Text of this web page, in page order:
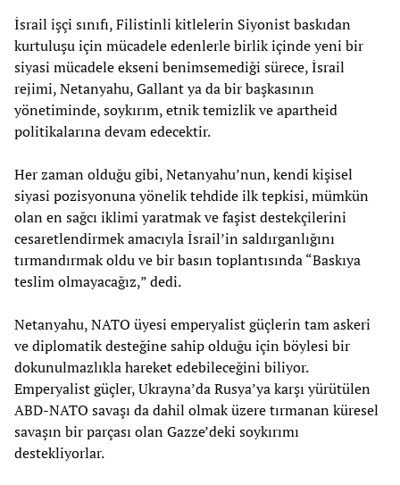
İsrail işçi sınıfı, Filistinli kitlelerin Siyonist baskıdan
kurtuluşu için mücadele edenlerle birlik içinde yeni bir
siyasi mücadele ekseni benimsemediği sürece, İsrail
rejimi, Netanyahu, Gallant ya da bir başkasının
yönetiminde, soykırım, etnik temizlik ve apartheid
politikalarına devam edecektir.
Her zaman olduğu gibi, Netanyahu’nun, kendi kişisel
siyasi pozisyonuna yönelik tehdide ilk tepkisi, mümkün
olan en sağcı iklimi yaratmak ve faşist destekçilerini
cesaretlendirmek amacıyla İsrail’in saldırganlığını
tırmandırmak oldu ve bir basın toplantısında “Baskıya
teslim olmayacağız,” dedi.
Netanyahu, NATO üyesi emperyalist güçlerin tam askeri
ve diplomatik desteğine sahip olduğu için böylesi bir
dokunulmazlıkla hareket edebileceğini biliyor.
Emperyalist güçler, Ukrayna’da Rusya’ya karşı yürütülen
ABD-NATO savaşı da dahil olmak üzere tırmanan küresel
savaşın bir parçası olan Gazze’deki soykırımı
destekliyorlar.